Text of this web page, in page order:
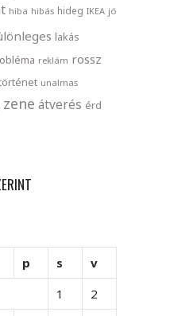
hiba hibás hideg IKEA jó
lakás
reklám rossz
unalmas
zene átverés érd
p s
v
1
2